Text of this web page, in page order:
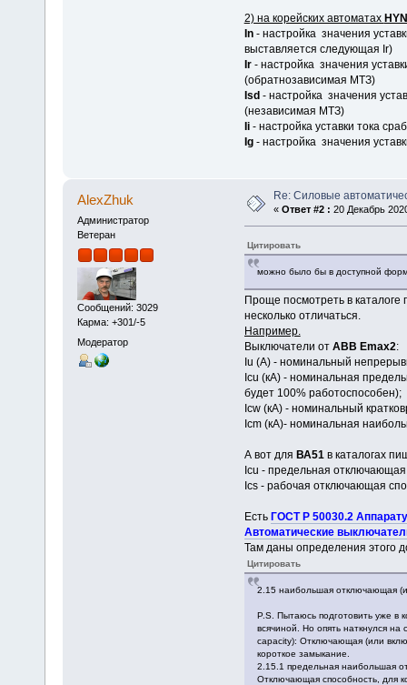
2) на корейских автоматах
In- настройка значения
выставляется следующая Ir)
Ir- настройка значения
(обратнозависимая МТЗ)
Isd- настройка значения
(независимая МТЗ)
Ii- настройка уставки тока
Ig- настройка значения
AlexZhuk
Администратор
Ветеран
Сообщений: 3029
Карма: +301/-5
Модератор
Re: Силовые
« Ответ #2 : 20 Декабрь
Цитировать
можно было бы в доступной
Проще посмотреть в каталоге
несколько отличаться.
Например.
Выключатели от АВВ Emax2:
Iu (А) - номинальный
Icu (кА) - номинальная
будет 100% работоспособен);
Icw (кА) - номинальный
Icm (кА)- номинальная
А вот для ВА51в каталогах
Icu - предельная отключающая
Ics - рабочая отключающая
Есть ГОСТ Р 50030.2
Автоматические
Там даны определения этого
Цитировать
2.15 наибольшая отключающая
P.S. Пытаюсь подготовить уже
всячиной. Но опять наткнулся на
capacity): Отключающая (или
короткое замыкание.
2.15.1 предельная наибольшая
Отключающая способность, для